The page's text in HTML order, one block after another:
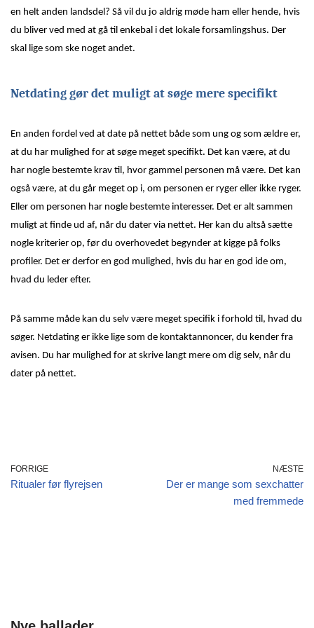
en helt anden landsdel? Så vil du jo aldrig møde ham eller hende, hvis
du bliver ved med at gå til enkebal i det lokale forsamlingshus. Der
skal lige som ske noget andet.
Netdating gør det muligt at søge mere specifikt
En anden fordel ved at date på nettet både som ung og som ældre er,
at du har mulighed for at søge meget specifikt. Det kan være, at du
har nogle bestemte krav til, hvor gammel personen må være. Det kan
også være, at du går meget op i, om personen er ryger eller ikke ryger.
Eller om personen har nogle bestemte interesser. Det er alt sammen
muligt at finde ud af, når du dater via nettet. Her kan du altså sætte
nogle kriterier op, før du overhovedet begynder at kigge på folks
profiler. Det er derfor en god mulighed, hvis du har en god ide om,
hvad du leder efter.
På samme måde kan du selv være meget specifik i forhold til, hvad du
søger. Netdating er ikke lige som de kontaktannoncer, du kender fra
avisen. Du har mulighed for at skrive langt mere om dig selv, når du
dater på nettet.
FORRIGE
Ritualer før flyrejsen
NÆSTE
Der er mange som sexchatter
med fremmede